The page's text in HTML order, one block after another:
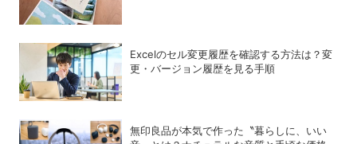
Excelのセル変更履歴を確認する方法は？変
更・バージョン履歴を見る手順
無印良品が本気で作った〝暮らしに、いい